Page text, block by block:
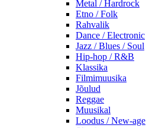
Metal / Hardrock
Etno / Folk
Rahvalik
Dance / Electronic
Jazz / Blues / Soul
Hip-hop / R&B
Klassika
Filmimuusika
Jõulud
Reggae
Muusikal
Loodus / New-age